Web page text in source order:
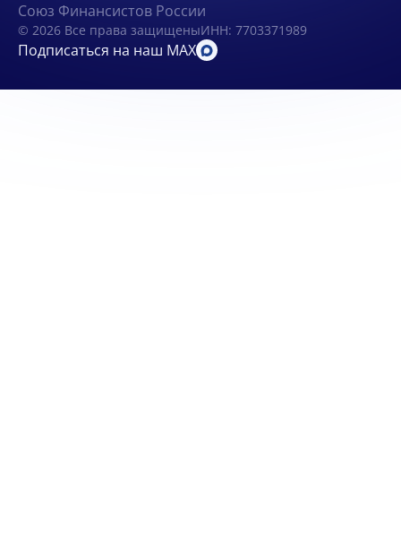
Союз Финансистов России
© 2026 Все права защищеныИНН: 7703371989
Подписаться на наш MAX